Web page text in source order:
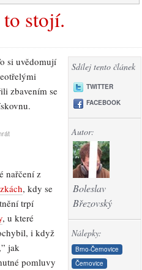
stojí.
Sdílej tento článek
TWITTER
FACEBOOK
Autor:
Boleslav
Březovský
Nálepky:
Brno-Černovice
Černovice
si uvědomují
zbavením se
nařčení z
, kdy se
trpí
, u které
i když
jak
pomluvy